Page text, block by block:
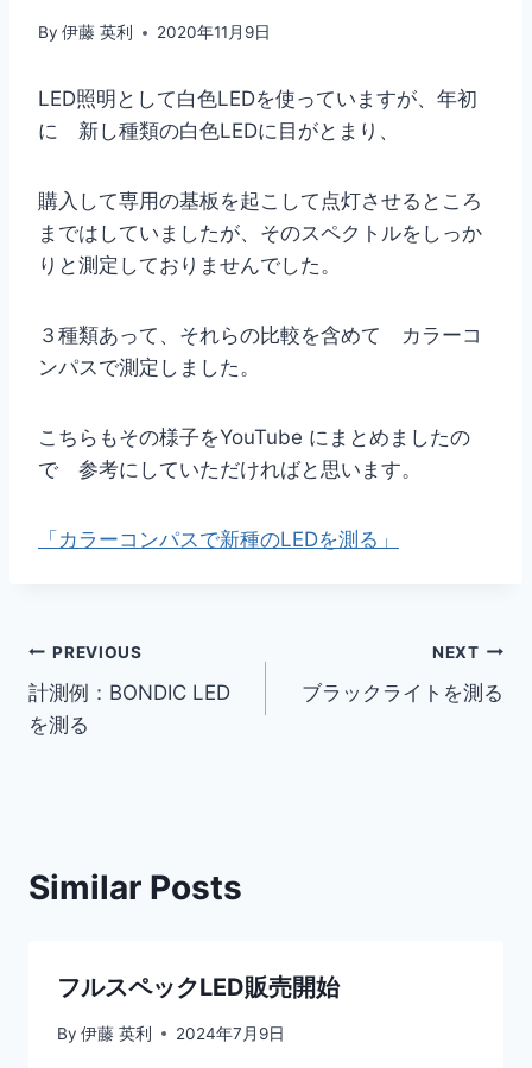
By 伊藤 英利 2020年11月9日
LED照明として白色LEDを使っていますが、年初
に 新し種類の白色LEDに目がとまり、
購入して専用の基板を起こして点灯させるところ
まではしていましたが、そのスペクトルをしっか
りと測定しておりませんでした。
３種類あって、それらの比較を含めて カラーコ
ンパスで測定しました。
こちらもその様子をYouTube にまとめましたの
で 参考にしていただければと思います。
「カラーコンパスで新種のLEDを測る」
投
稿
ー
PREVIOUS
計測例：BONDIC LED
を測る
NEXT
ブラックライトを測る
Similar Posts
フルスペックLED販売開始
By 伊藤 英利 2024年7月9日